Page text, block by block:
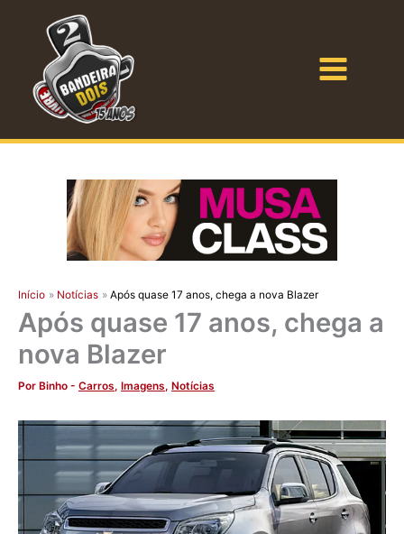
conteúdo
Início Notícias Após quase 17 anos, chega a nova Blazer
Após quase 17 anos, chega a
nova Blazer
Por Binho - Carros, Imagens, Notícias